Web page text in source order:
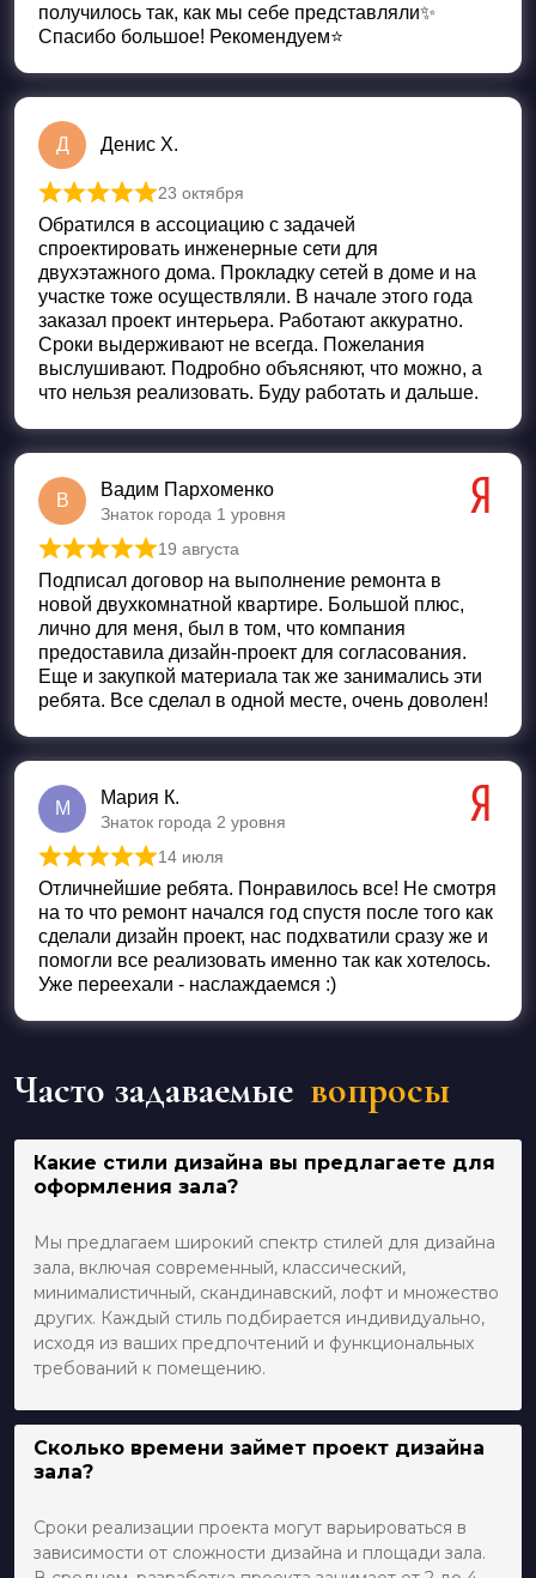
получилось так, как мы себе представляли✨
Спасибо большое! Рекомендуем⭐️
Д Денис Х.
Оценка5 из 5
23 октября
Обратился в ассоциацию с задачей
спроектировать инженерные сети для
двухэтажного дома. Прокладку сетей в доме и на
участке тоже осуществляли. В начале этого года
заказал проект интерьера. Работают аккуратно.
Сроки выдерживают не всегда. Пожелания
выслушивают. Подробно объясняют, что можно, а
что нельзя реализовать. Буду работать и дальше.
В
Вадим Пархоменко
Знаток города 1 уровня
Оценка5 из 5
19 августа
Подписал договор на выполнение ремонта в
новой двухкомнатной квартире. Большой плюс,
лично для меня, был в том, что компания
предоставила дизайн-проект для согласования.
Еще и закупкой материала так же занимались эти
ребята. Все сделал в одной месте, очень доволен!
М
Мария К.
Знаток города 2 уровня
Оценка 5 из 5
14 июля
Отличнейшие ребята. Понравилось все! Не смотря
на то что ремонт начался год спустя после того как
сделали дизайн проект, нас подхватили сразу же и
помогли все реализовать именно так как хотелось.
Уже переехали - наслаждаемся :)
Часто задаваемые вопросы
Какие стили дизайна вы предлагаете для
оформления зала?
Мы предлагаем широкий спектр стилей для дизайна
зала, включая современный, классический,
минималистичный, скандинавский, лофт и множество
других. Каждый стиль подбирается индивидуально,
исходя из ваших предпочтений и функциональных
требований к помещению.
Сколько времени займет проект дизайна
зала?
Сроки реализации проекта могут варьироваться в
зависимости от сложности дизайна и площади зала.